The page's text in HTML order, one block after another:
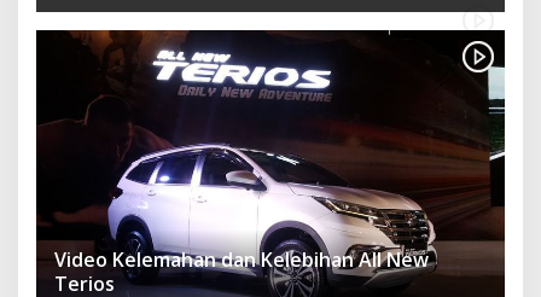
Video Kelemahan dan Kelebihan All New
Terios